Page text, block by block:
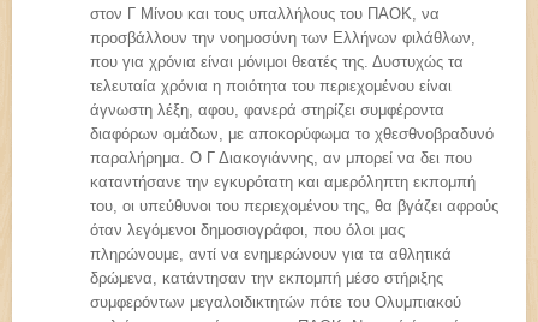
στον Γ Μίνου και τους υπαλλήλους του ΠΑΟΚ, να
προσβάλλουν την νοημοσύνη των Ελλήνων φιλάθλων,
που για χρόνια είναι μόνιμοι θεατές της. Δυστυχώς τα
τελευταία χρόνια η ποιότητα του περιεχομένου είναι
άγνωστη λέξη, αφου, φανερά στηρίζει συμφέροντα
διαφόρων ομάδων, με αποκορύφωμα το χθεσθνοβραδυνό
παραλήρημα. Ο Γ Διακογιάννης, αν μπορεί να δει που
καταντήσανε την εγκυρότατη και αμερόληπτη εκπομπή
του, οι υπεύθυνοι του περιεχομένου της, θα βγάζει αφρούς
όταν λεγόμενοι δημοσιογράφοι, που όλοι μας
πληρώνουμε, αντί να ενημερώνουν για τα αθλητικά
δρώμενα, κατάντησαν την εκπομπή μέσο στήριξης
συμφερόντων μεγαλοιδικτητών πότε του Ολυμπιακού